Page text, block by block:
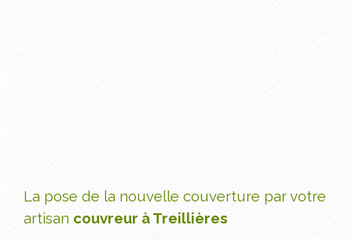
La pose de la nouvelle couverture par votre
artisan couvreur à Treillières